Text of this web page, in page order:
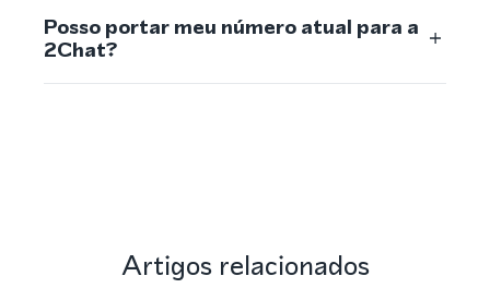
Posso portar meu número atual para a
2Chat?
Artigos relacionados